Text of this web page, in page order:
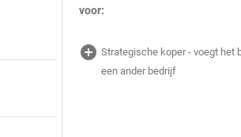
voor:
add_circle Strategische koper - voegt het
een ander bedrijf